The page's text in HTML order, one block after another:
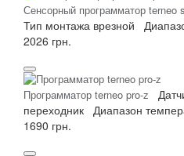
Сенсорный программатор terneo
Тип монтажа врезной
2026 грн.
Программатор terneo pro-z
переходник
Диапазон
1690 грн.